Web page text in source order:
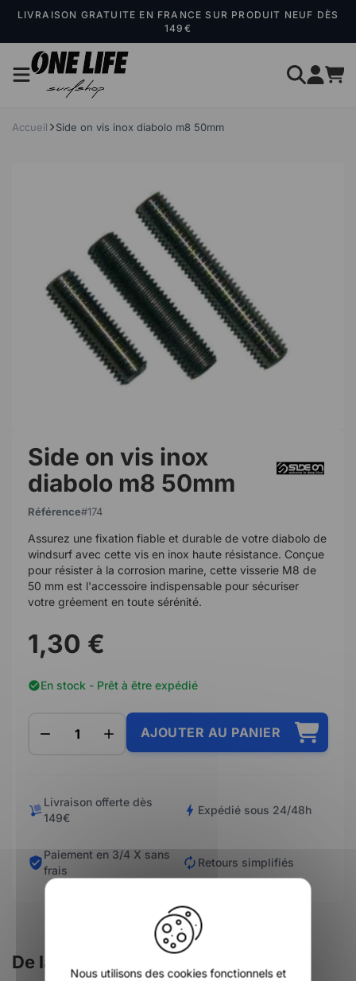
LIVRAISON GRATUITE EN FRANCE SUR PRODUIT NEUF DÈS
149€
Accueil Side on vis inox diabolo m8 50mm
Side on vis inox
diabolo m8 50mm
Référence 174
Assurez une fixation fiable et durable de votre diabolo de
windsurf avec cette vis en inox haute résistance. Conçue
pour résister à la corrosion marine, cette visserie M8 de
50 mm est l'accessoire indispensable pour sécuriser
votre gréement en toute sérénité.
1,30 €
En stock - Prêt à être expédié
AJOUTER AU PANIER
Livraison offerte dès
149€
Expédié sous 24/48h
Paiement en 3/4 X sans
frais
Retours simplifiés
De la même catégorie
Nous utilisons des cookies fonctionnels et